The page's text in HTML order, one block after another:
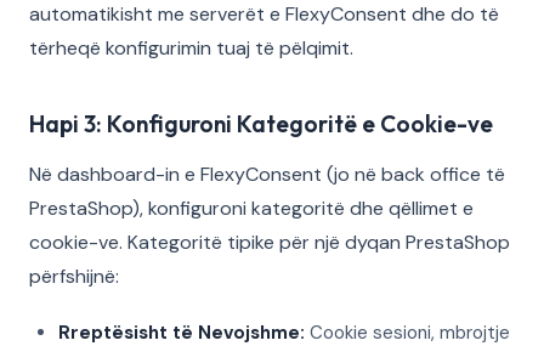
automatikisht me serverët e FlexyConsent dhe do të
tërheqë konfigurimin tuaj të pëlqimit.
Hapi 3: Konfiguroni Kategoritë e Cookie-ve
Në dashboard-in e FlexyConsent (jo në back office të
PrestaShop), konfiguroni kategoritë dhe qëllimet e
cookie-ve. Kategoritë tipike për një dyqan PrestaShop
përfshijnë:
Rreptësisht të Nevojshme: Cookie sesioni, mbrojtje